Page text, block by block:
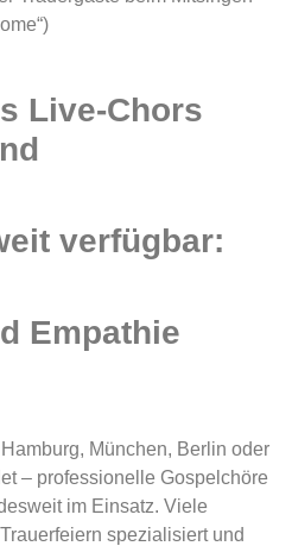
Live-Chors
verfügbar:
Empathie
München, Berlin oder
– professionelle Gospelchöre
im Einsatz. Viele
spezialisiert und